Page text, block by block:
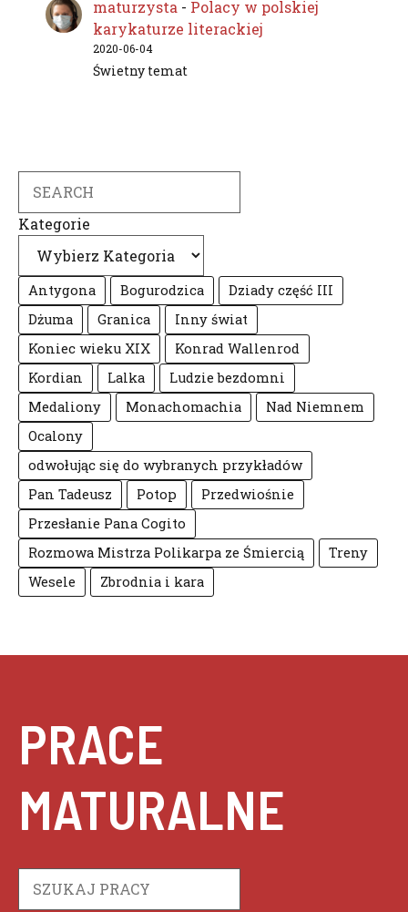
maturzysta - Polacy w polskiej
karykaturze literackiej
2020-06-04
Świetny temat
Kategorie
Antygona Bogurodzica
Dziady część III
Dżuma
Granica
Inny świat
Koniec wieku XIX
Konrad Wallenrod
Kordian
Lalka
Ludzie bezdomni
Medaliony
Monachomachia
Nad Niemnem
Ocalony
odwołując się do wybranych przykładów
Pan Tadeusz
Potop
Przedwiośnie
Przesłanie Pana Cogito
Rozmowa Mistrza Polikarpa ze Śmiercią
Treny
Wesele
Zbrodnia i kara
PRACE
MATURALNE